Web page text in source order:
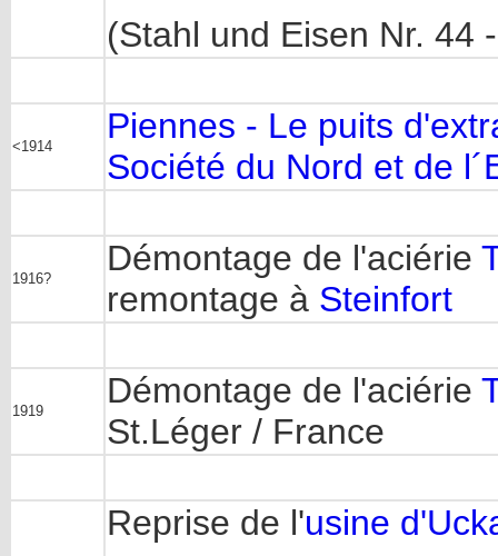
(Stahl und Eisen Nr. 44
<1914
Piennes - Le puits
Société du Nord et de
1916?
Démontage de l'aciérie
remontage à Steinfort
1919
Démontage de l'aciérie
St.Léger / France
Reprise de l'usine